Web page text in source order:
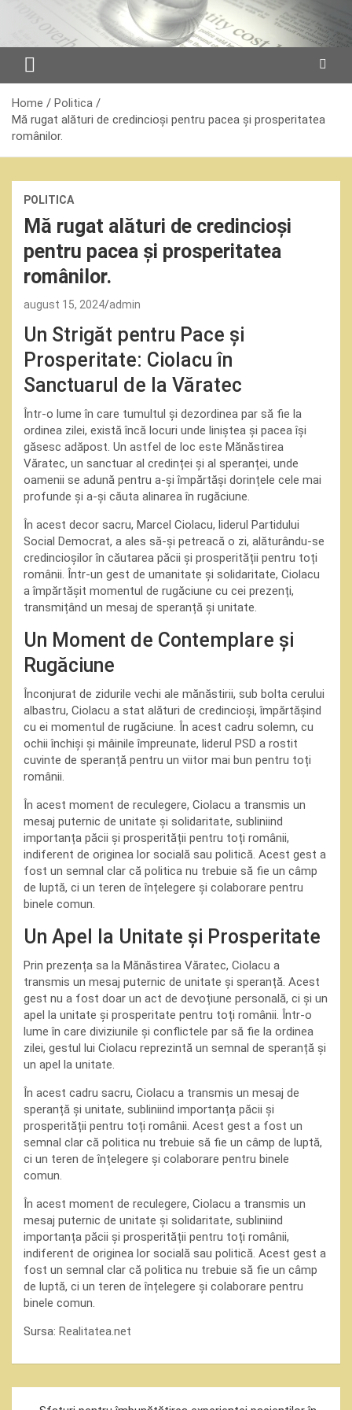
Home
Politica
Mă rugat alături de credincioși pentru pacea și prosperitatea
românilor.
POLITICA
Mă rugat alături de credincioși
pentru pacea și prosperitatea
românilor.
august 15, 2024 admin
Un Strigăt pentru Pace și
Prosperitate: Ciolacu în
Sanctuarul de la Văratec
Într-o lume în care tumultul și dezordinea par să fie la
ordinea zilei, există încă locuri unde liniștea și pacea își
găsesc adăpost. Un astfel de loc este Mănăstirea
Văratec, un sanctuar al credinței și al speranței, unde
oamenii se adună pentru a-și împărtăși dorințele cele mai
profunde și a-și căuta alinarea în rugăciune.
În acest decor sacru, Marcel Ciolacu, liderul Partidului
Social Democrat, a ales să-și petreacă o zi, alăturându-se
credincioșilor în căutarea păcii și prosperității pentru toți
românii. Într-un gest de umanitate și solidaritate, Ciolacu
a împărtășit momentul de rugăciune cu cei prezenți,
transmițând un mesaj de speranță și unitate.
Un Moment de Contemplare și
Rugăciune
Înconjurat de zidurile vechi ale mănăstirii, sub bolta cerului
albastru, Ciolacu a stat alături de credincioși, împărtășind
cu ei momentul de rugăciune. În acest cadru solemn, cu
ochii închiși și mâinile împreunate, liderul PSD a rostit
cuvinte de speranță pentru un viitor mai bun pentru toți
românii.
În acest moment de reculegere, Ciolacu a transmis un
mesaj puternic de unitate și solidaritate, subliniind
importanța păcii și prosperității pentru toți românii,
indiferent de originea lor socială sau politică. Acest gest a
fost un semnal clar că politica nu trebuie să fie un câmp
de luptă, ci un teren de înțelegere și colaborare pentru
binele comun.
Un Apel la Unitate și Prosperitate
Prin prezența sa la Mănăstirea Văratec, Ciolacu a
transmis un mesaj puternic de unitate și speranță. Acest
gest nu a fost doar un act de devoțiune personală, ci și un
apel la unitate și prosperitate pentru toți românii. Într-o
lume în care diviziunile și conflictele par să fie la ordinea
zilei, gestul lui Ciolacu reprezintă un semnal de speranță și
un apel la unitate.
În acest cadru sacru, Ciolacu a transmis un mesaj de
speranță și unitate, subliniind importanța păcii și
prosperității pentru toți românii. Acest gest a fost un
semnal clar că politica nu trebuie să fie un câmp de luptă,
ci un teren de înțelegere și colaborare pentru binele
comun.
În acest moment de reculegere, Ciolacu a transmis un
mesaj puternic de unitate și solidaritate, subliniind
importanța păcii și prosperității pentru toți românii,
indiferent de originea lor socială sau politică. Acest gest a
fost un semnal clar că politica nu trebuie să fie un câmp
de luptă, ci un teren de înțelegere și colaborare pentru
binele comun.
Sursa: Realitatea.net